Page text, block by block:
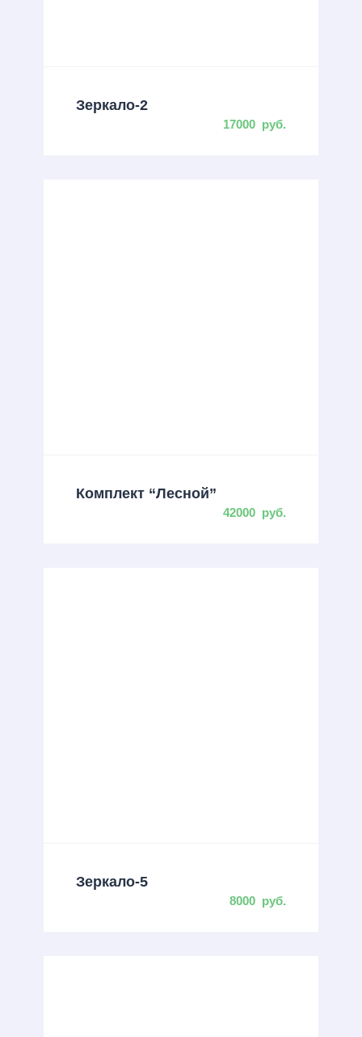
Зеркало-2
17000 руб.
Комплект “Лесной”
42000 руб.
Зеркало-5
8000 руб.